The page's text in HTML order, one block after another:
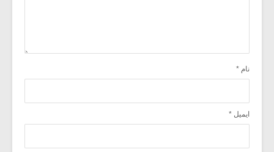
نام *
ایمیل *